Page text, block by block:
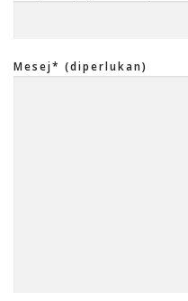
Mesej* (diperlukan)